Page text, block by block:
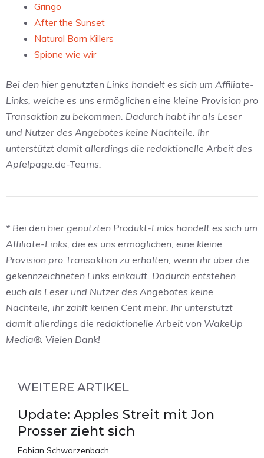
Gringo
After the Sunset
Natural Born Killers
Spione wie wir
Bei den hier genutzten Links handelt es sich um Affiliate-
Links, welche es uns ermöglichen eine kleine Provision pro
Transaktion zu bekommen. Dadurch habt ihr als Leser
und Nutzer des Angebotes keine Nachteile. Ihr
unterstützt damit allerdings die redaktionelle Arbeit des
Apfelpage.de-Teams.
* Bei den hier genutzten Produkt-Links handelt es sich um
Affiliate-Links, die es uns ermöglichen, eine kleine
Provision pro Transaktion zu erhalten, wenn ihr über die
gekennzeichneten Links einkauft. Dadurch entstehen
euch als Leser und Nutzer des Angebotes keine
Nachteile, ihr zahlt keinen Cent mehr. Ihr unterstützt
damit allerdings die redaktionelle Arbeit von WakeUp
Media®. Vielen Dank!
WEITERE ARTIKEL
Update: Apples Streit mit Jon
Prosser zieht sich
Fabian Schwarzenbach